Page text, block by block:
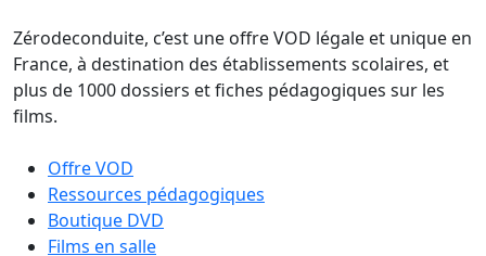
Zérodeconduite, c’est une offre VOD légale et unique en
France, à destination des établissements scolaires, et
plus de 1000 dossiers et fiches pédagogiques sur les
films.
Offre VOD
Ressources pédagogiques
Boutique DVD
Films en salle